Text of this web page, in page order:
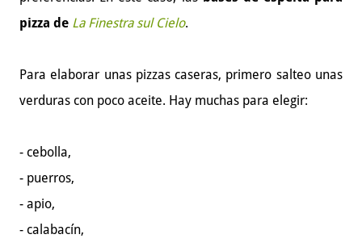
pizza de La Finestra sul Cielo.
Para elaborar unas pizzas caseras, primero salteo unas
verduras con poco aceite. Hay muchas para elegir:
- cebolla,
- puerros,
- apio,
- calabacín,